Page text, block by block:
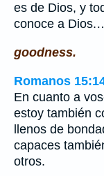
es de Dios, y
conoce a
goodness.
Romanos
En cuanto a
estoy también
llenos de
capaces
otros.